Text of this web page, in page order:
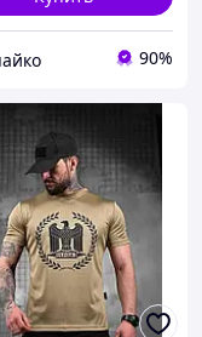
90%